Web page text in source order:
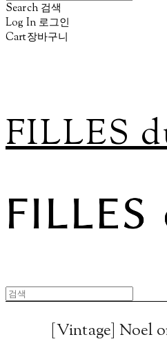
Search 검색
Log In 로그인
Cart장바구니
FILLES
[Vintage] Noel